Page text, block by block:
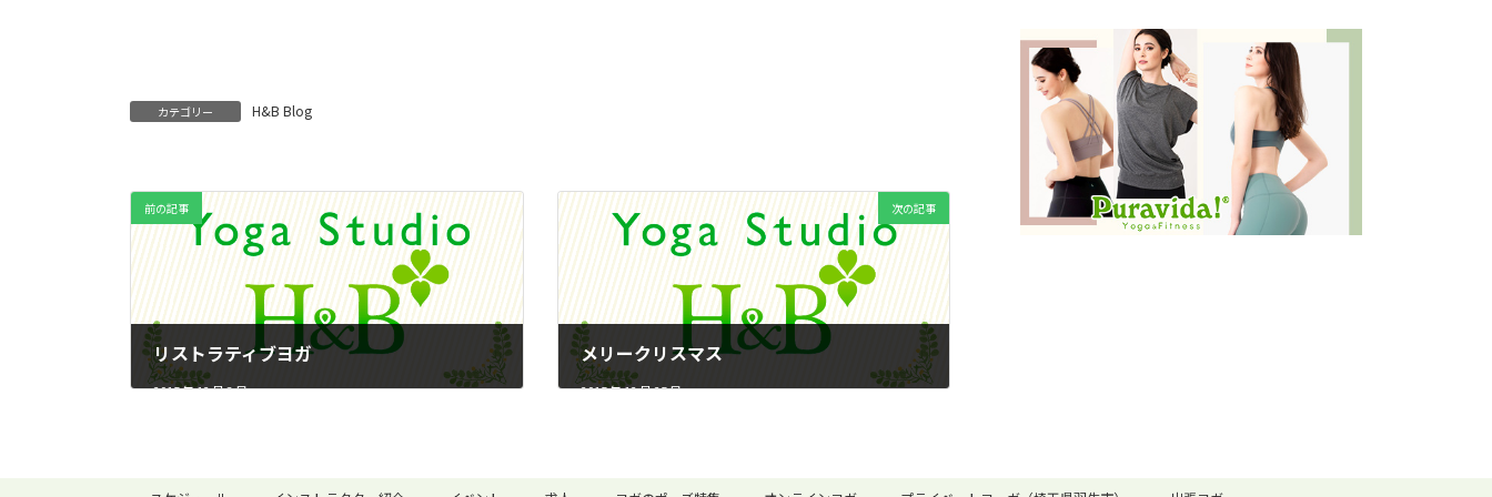
カテゴリー H&B Blog
前の記事
リストラティブヨガ
2015 年 12 月 3 日
次の記事
メリークリスマス
2015 年 12 月 25 日